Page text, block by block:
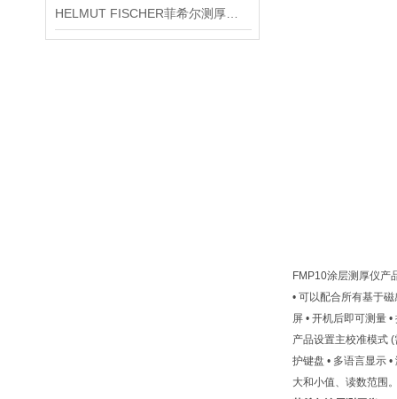
FMP10涂层测厚仪产
• 可以配合所有基于
屏 • 开机后即可测量
产品设置主校准模式
护键盘 • 多语言显示
大和小值、读数范围